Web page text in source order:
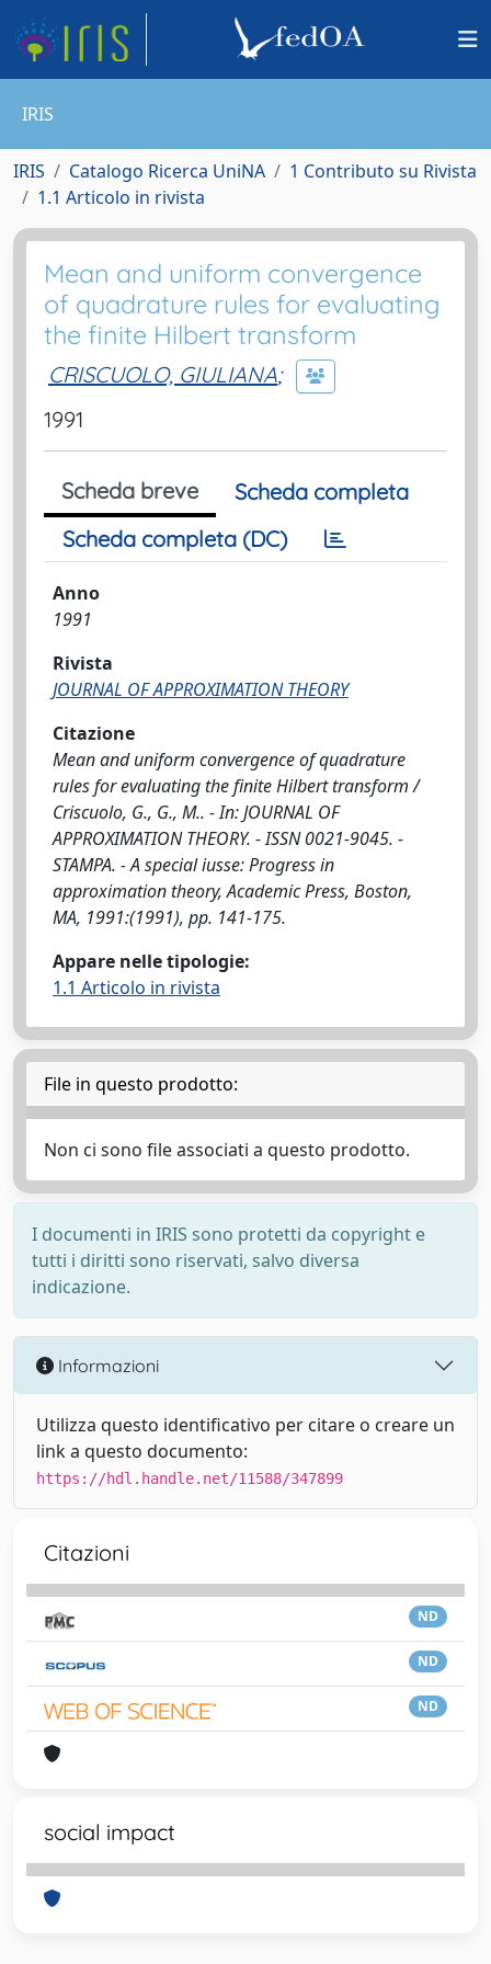
IRIS
IRIS Catalogo Ricerca UniNA
1 Contributo su Rivista
1.1 Articolo in rivista
Mean and uniform convergence
of quadrature rules for evaluating
the finite Hilbert transform
CRISCUOLO, GIULIANA;
1991
Scheda breve
Scheda completa
Scheda completa (DC)
Anno
1991
Rivista
JOURNAL OF APPROXIMATION THEORY
Citazione
Mean and uniform convergence of quadrature
rules for evaluating the finite Hilbert transform /
Criscuolo, G., G., M.. - In: JOURNAL OF
APPROXIMATION THEORY. - ISSN 0021-9045. -
STAMPA. - A special iusse: Progress in
approximation theory, Academic Press, Boston,
MA, 1991:(1991), pp. 141-175.
Appare nelle tipologie:
1.1 Articolo in rivista
File in questo prodotto:
Non ci sono file associati a questo prodotto.
I documenti in IRIS sono protetti da copyright e
tutti i diritti sono riservati, salvo diversa
indicazione.
Informazioni
Utilizza questo identificativo per citare o creare un
link a questo documento:
https://hdl.handle.net/11588/347899
Citazioni
ND
ND
ND
social impact